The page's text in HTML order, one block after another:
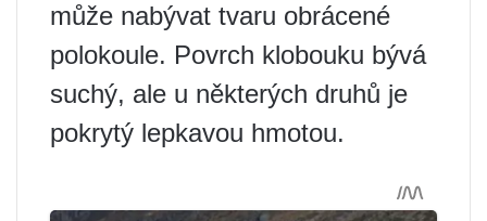
může nabývat tvaru obrácené
polokoule. Povrch klobouku bývá
suchý, ale u některých druhů je
pokrytý lepkavou hmotou.